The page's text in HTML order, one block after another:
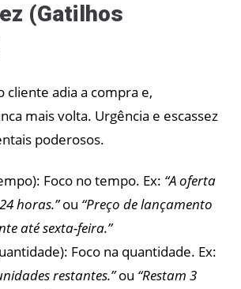
(Gatilhos
cliente adia a compra e,
mais volta. Urgência e escassez
poderosos.
Foco no tempo. Ex: “A oferta
horas.”ou “Preço de lançamento
até sexta-feira.”
Foco na quantidade. Ex:
restantes.”ou “Restam 3